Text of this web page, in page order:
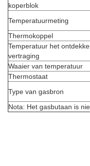
koperblok
Temperatuurmeting
Thermokoppel
Temperatuur het
vertraging
Waaier van temperatuur
Thermostaat
Type van gasbron
Nota: Het gasbutaan is